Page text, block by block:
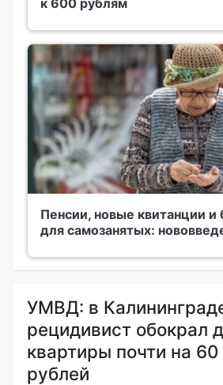
к 600 рублям
Пенсии, новые квитанции и
для самозанятых:
УМВД: в
рецидивист обокрал
квартиры почти на
рублей